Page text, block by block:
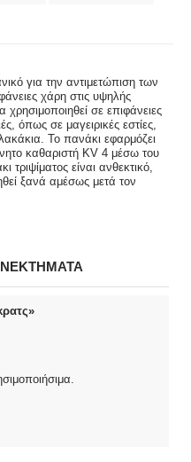
για την αντιμετώπιση των
χάρη στις υψηλής
χρησιμοποιηθεί σε επιφάνειες
όπως σε μαγειρικές εστίες,
Το πανάκι εφαρμόζει
καθαριστή KV 4 μέσω του
είναι ανθεκτικό,
ξανά αμέσως μετά τον